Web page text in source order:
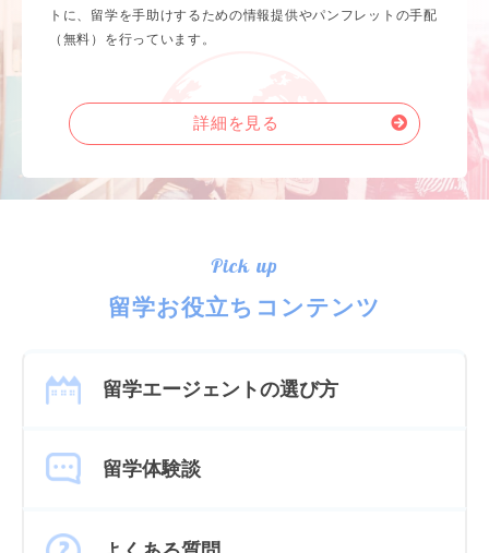
トに、留学を手助けするための情報提供やパンフレットの手配
（無料）を行っています。
詳細を見る
Pick up
留学お役立ちコンテンツ
留学エージェントの選び方
留学体験談